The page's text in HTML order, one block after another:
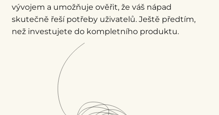
vývojem a umožňuje ověřit, že váš nápad
skutečně řeší potřeby uživatelů. Ještě předtím,
než investujete do kompletního produktu.